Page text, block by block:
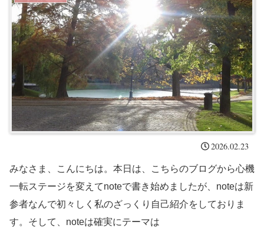
2026.02.23
みなさま、こんにちは。本日は、こちらのブログから心機
一転ステージを変えてnoteで書き始めましたが、noteは新
参者なんで初々しく私のざっくり自己紹介をしておりま
す。そして、noteは確実にテーマは